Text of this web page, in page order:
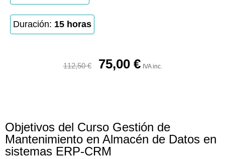
Duración: 15 horas
112,50€ 75,00 € IVA inc.
Objetivos del Curso Gestión de
Mantenimiento en Almacén de Datos en
sistemas ERP-CRM